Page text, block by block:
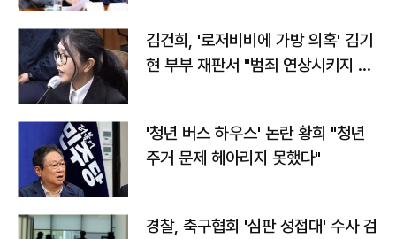
김건희, '로저비비에 가방 의혹' 김기
현 부부 재판서 "범죄 연상시키지 말
'청년 버스 하우스' 논란 황희 "청년
주거 문제 헤아리지 못했다"
경찰, 축구협회 '심판 성접대' 수사 검